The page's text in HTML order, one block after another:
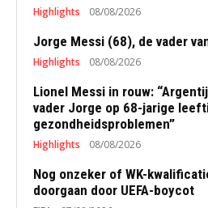
Highlights 08/08/2026
Jorge Messi (68), de vader
Highlights 08/08/2026
Lionel Messi in rouw:
vader Jorge op 68-jarige
gezondheidsproblemen”
Highlights 08/08/2026
Nog onzeker of WK-
doorgaan door UEFA-boycot